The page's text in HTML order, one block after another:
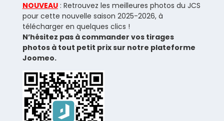
NOUVEAU: Retrouvez les meilleures photos du JCS
pour cette nouvelle saison 2025-2026, à
télécharger en quelques clics !
N’hésitez pas à commander vos tirages
photos à tout petit prix sur notre plateforme
Joomeo.